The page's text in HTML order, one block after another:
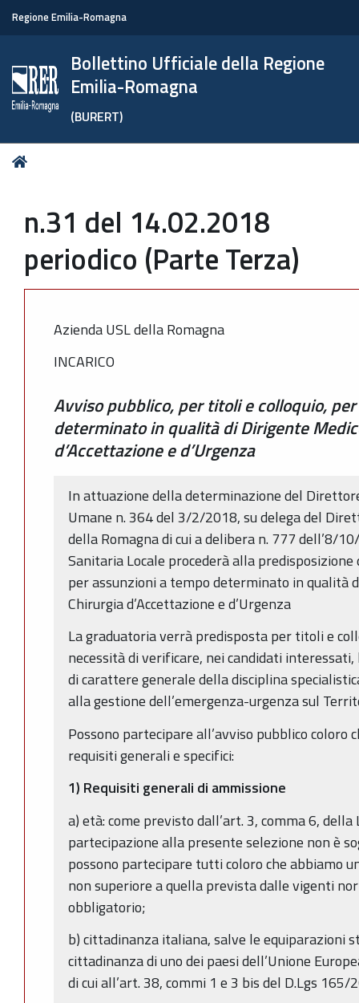
Regione Emilia-Romagna
Bollettino Ufficiale della Regione
Emilia-Romagna
(BURERT)
Tu
n.31 del 14.02.2018
periodico (Parte Terza)
Azienda USL della Romagna
INCARICO
Avviso pubblico, per titoli e colloquio,
determinato in qualità di Dirigente
d’Accettazione e d’Urgenza
In attuazione della determinazione del
Umane n. 364 del 3/2/2018, su delega del
della Romagna di cui a delibera n. 777 dell’8/
Sanitaria Locale procederà alla
per assunzioni a tempo determinato in qualità
Chirurgia d’Accettazione e d’Urgenza
La graduatoria verrà predisposta per titoli e
necessità di verificare, nei candidati
di carattere generale della disciplina
alla gestione dell’emergenza-urgenza sul
Possono partecipare all’avviso pubblico coloro
requisiti generali e specifici:
1) Requisiti generali di ammissione
a) età: come previsto dall’art. 3, comma 6,
partecipazione alla presente selezione non è
possono partecipare tutti coloro che abbiamo
non superiore a quella prevista dalle vigenti
obbligatorio;
b) cittadinanza italiana, salve le equiparazioni
cittadinanza di uno dei paesi dell’Unione
di cui all’art. 38, commi 1 e 3 bis del D.Lgs 165/